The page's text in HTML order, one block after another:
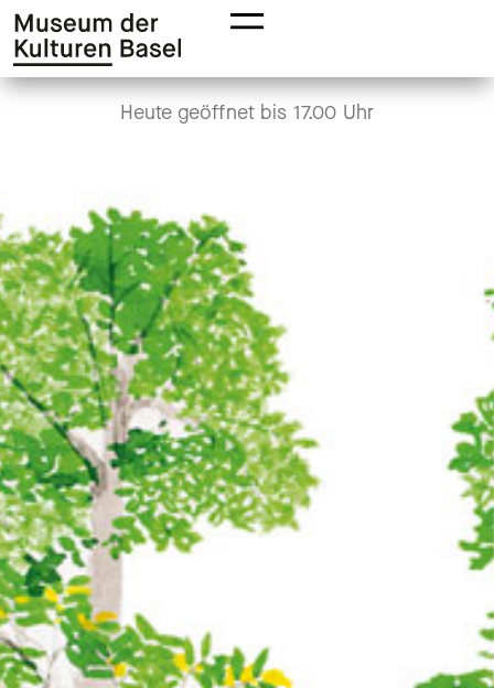
Zur
Hauptnavigation
springen
Zum
Hauptinhalt
springen
Heute geöffnet bis 17.00 Uhr